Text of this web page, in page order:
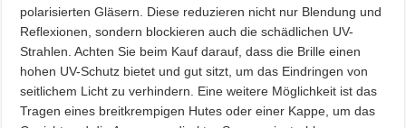
polarisierten Gläsern. Diese reduzieren nicht nur Blendung und
Reflexionen, sondern blockieren auch die schädlichen UV-
Strahlen. Achten Sie beim Kauf darauf, dass die Brille einen
hohen UV-Schutz bietet und gut sitzt, um das Eindringen von
seitlichem Licht zu verhindern. Eine weitere Möglichkeit ist das
Tragen eines breitkrempigen Hutes oder einer Kappe, um das